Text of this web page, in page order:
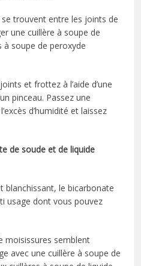
trouvent entre les joints de
une cuillère à soupe de
à soupe de peroxyde
et frottez à l’aide d’une
pinceau. Passez une
d’humidité et laissez
de soude et de liquide
blanchissant, le bicarbonate
usage dont vous pouvez
moisissures semblent
avec une cuillère à soupe de